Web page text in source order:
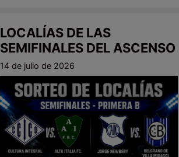
LOCALÍAS DE LAS
SEMIFINALES DEL ASCENSO
14 de julio de 2026